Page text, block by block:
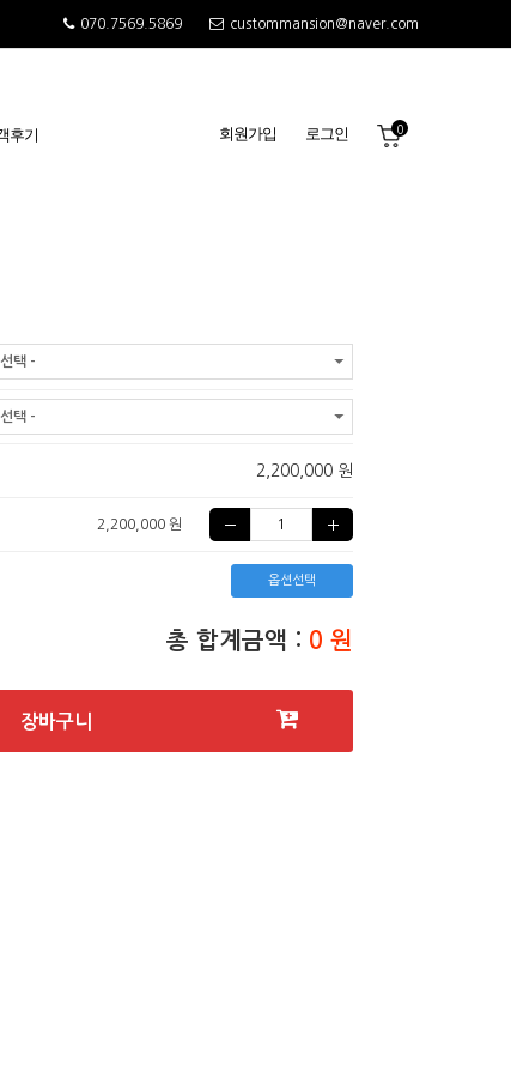
070.7569.5869 custommansion@naver.com
후기 회원가입 로그인 0
택 -
택 -
2,200,000 원
2,200,000 원
옵션선택
총 합계금액 : 0 원
장바구니